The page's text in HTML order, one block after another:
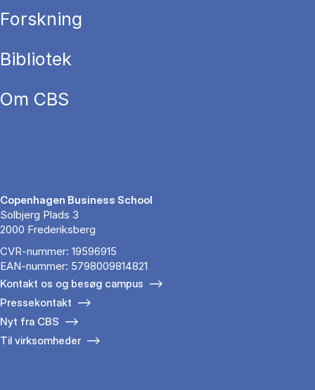
Forskning
Bibliotek
Om CBS
Copenhagen Business School
Solbjerg Plads 3
2000 Frederiksberg
CVR-nummer: 19596915
EAN-nummer: 5798009814821
Kontakt os og besøg campus
Pressekontakt
Nyt fra CBS
Til virksomheder